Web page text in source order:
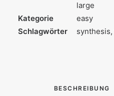
large
Kategorie
easy
Schlagwörter
synthesis,
BESCHREIBUNG